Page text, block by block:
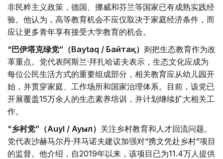
非民粹主义政策，德国、挪威和芬兰等国家已有成熟实践经
验。他认为，高等教育机会不应仅取决于家庭经济条件，而
应让更多青年享有接受大学教育的机会。
“巴伊塔克绿党”（Baytaq / Байтақ） 则把生态教育作为改
革重点。党代表阿斯兰·拜扎哈诺夫表示，生态文化应成为
每位公民生活方式的重要组成部分，相关教育应从幼儿园开
始，并贯穿家庭、工作场所和国家治理体系。目前，该党已
开展覆盖15万余人的生态素养培训，并计划继续扩大相关工
作。
“乡村党”（Auyl / Ауыл） 关注乡村教育和人才回流问题。
党代表沙赫马尔丹·拜马诺夫建议加强对“携文凭赴乡村”项目
的监督。他介绍，自2019年以来，该项目已为11.4万人提供